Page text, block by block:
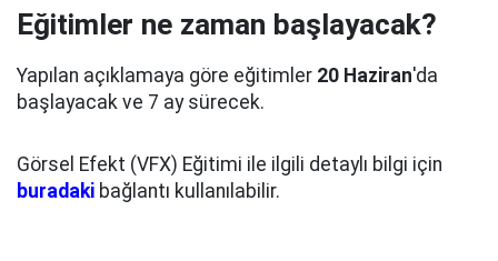
Eğitimler ne zaman başlayacak?
Yapılan açıklamaya göre eğitimler 20 Haziran'da
başlayacak ve 7 ay sürecek.
Görsel Efekt (VFX) Eğitimi ile ilgili detaylı bilgi için
buradaki bağlantı kullanılabilir.